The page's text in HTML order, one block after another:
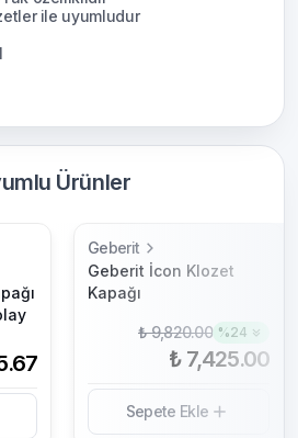
Ürünler
Geberit
Geberit İcon Klozet
Kapağı
₺ 9,820.00 %24
₺ 7,425.00
Sepete Ekle
ile uyumludur